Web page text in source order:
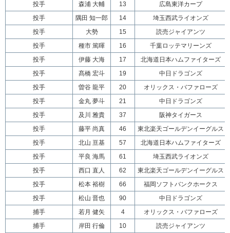
投手
森浦 大輔 13
広島東洋カープ
投手
隅田 知一郎 14
埼玉西武ライオンズ
投手
大勢 15
読売ジャイアンツ
投手
種市 篤暉 16
千葉ロッテマリーンズ
投手
伊藤 大海 17
北海道日本ハムファイターズ
投手
髙橋 宏斗 19
中日ドラゴンズ
投手
曽谷 龍平 20
オリックス・バファローズ
投手
金丸 夢斗 21
中日ドラゴンズ
投手
及川 雅貴 37
阪神タイガース
投手
藤平 尚真 46
東北楽天ゴールデンイーグルス
投手
北山 亘基 57
北海道日本ハムファイターズ
投手
平良 海馬 61
埼玉西武ライオンズ
投手
西口 直人 62
東北楽天ゴールデンイーグルス
投手
松本 裕樹 66
福岡ソフトバンクホークス
投手
松山 晋也 90
中日ドラゴンズ
捕手
若月 健矢 4
オリックス・バファローズ
捕手
岸田 行倫 10
読売ジャイアンツ